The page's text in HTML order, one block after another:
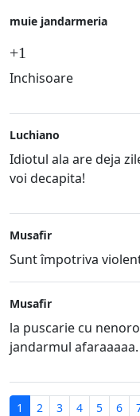
muie jandarmeria
+1
Inchisoare
Luchiano
Idiotul ala are deja
voi decapita!
Musafir
Sunt împotriva
Musafir
la puscarie cu
jandarmul afaraaaaa.
1 2 3 4 5 6